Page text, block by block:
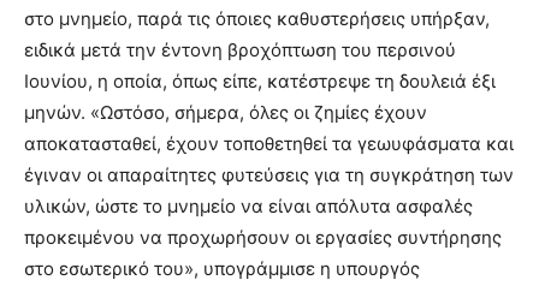
στο μνημείο, παρά τις όποιες καθυστερήσεις υπήρξαν,
ειδικά μετά την έντονη βροχόπτωση του περσινού
Ιουνίου, η οποία, όπως είπε, κατέστρεψε τη δουλειά έξι
μηνών. «Ωστόσο, σήμερα, όλες οι ζημίες έχουν
αποκατασταθεί, έχουν τοποθετηθεί τα γεωυφάσματα και
έγιναν οι απαραίτητες φυτεύσεις για τη συγκράτηση των
υλικών, ώστε το μνημείο να είναι απόλυτα ασφαλές
προκειμένου να προχωρήσουν οι εργασίες συντήρησης
στο εσωτερικό του», υπογράμμισε η υπουργός